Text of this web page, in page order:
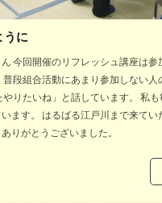
うに
回開催のリフレッシュ講座は参
段組合活動にあまり参加しない人
りたいね」と話しています。 私
ます。 はるばる江戸川まで来てい
りがとうございました。